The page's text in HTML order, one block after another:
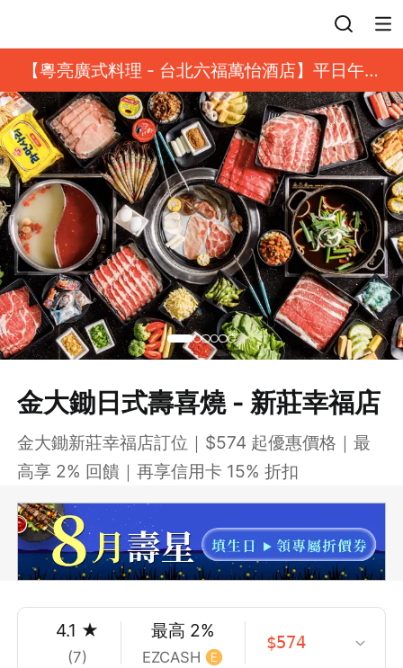
【粵亮廣式料理 - 台北六福萬怡酒店】平日午餐
8 折起｜靓港點套餐
金大鋤日式壽喜燒 - 新莊幸福店
金大鋤新莊幸福店訂位｜$574 起優惠價格｜最
高享 2% 回饋｜再享信用卡 15% 折扣
4.1 ★
(7)
最高 2%
EZCASH
$574